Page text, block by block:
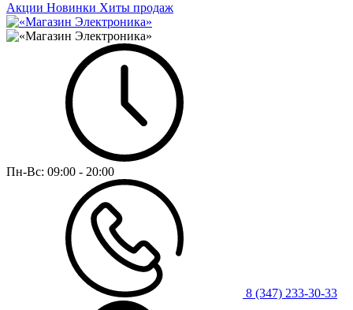
Акции Новинки Хиты продаж
Пн-Вс: 09:00 - 20:00
8 (347) 233-30-33